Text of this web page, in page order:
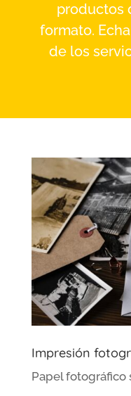
productos
formato.
de los
Impresión
Papel fotográfico